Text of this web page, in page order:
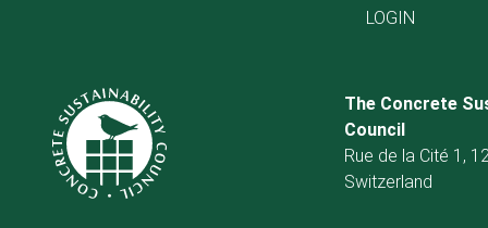
LOGIN
The Concrete
Council
Rue de la Cité 1,
Switzerland